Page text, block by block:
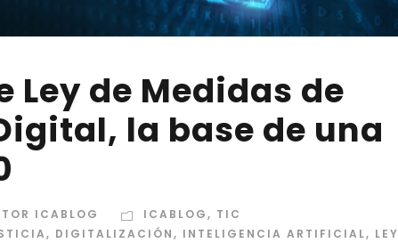
Ley de Medidas de
la base de una
ICABLOG ICABLOG, TIC
, DIGITALIZACIÓN, INTELIGENCIA ARTIFICIAL, LEY